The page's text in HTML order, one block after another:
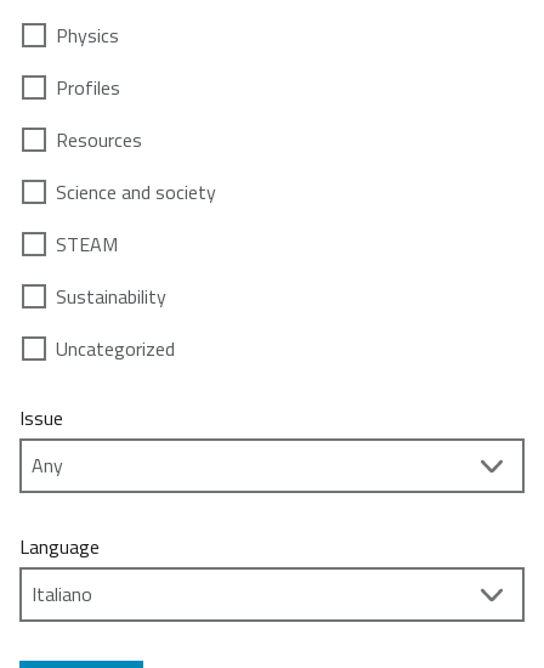
Physics
Profiles
Resources
Science and society
STEAM
Sustainability
Uncategorized
Issue
Language